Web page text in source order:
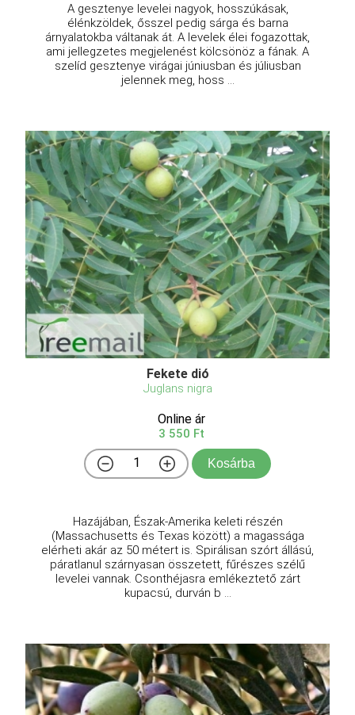
A gesztenye levelei nagyok, hosszúkásak,
élénkzöldek, ősszel pedig sárga és barna
árnyalatokba váltanak át. A levelek élei fogazottak,
ami jellegzetes megjelenést kölcsönöz a fának. A
szelíd gesztenye virágai júniusban és júliusban
jelennek meg, hoss ...
Fekete dió
Juglans nigra
Online ár
3 550 Ft
Kosárba
Hazájában, Észak-Amerika keleti részén
(Massachusetts és Texas között) a magassága
elérheti akár az 50 métert is. Spirálisan szórt állású,
páratlanul szárnyasan összetett, fűrészes szélű
levelei vannak. Csonthéjasra emlékeztető zárt
kupacsú, durván b ...